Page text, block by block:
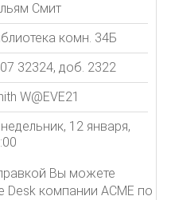
Смит
комн. 34Б
32324, доб. 2322
W@EVE21
12 января,
Вы можете
Desk компании ACME по